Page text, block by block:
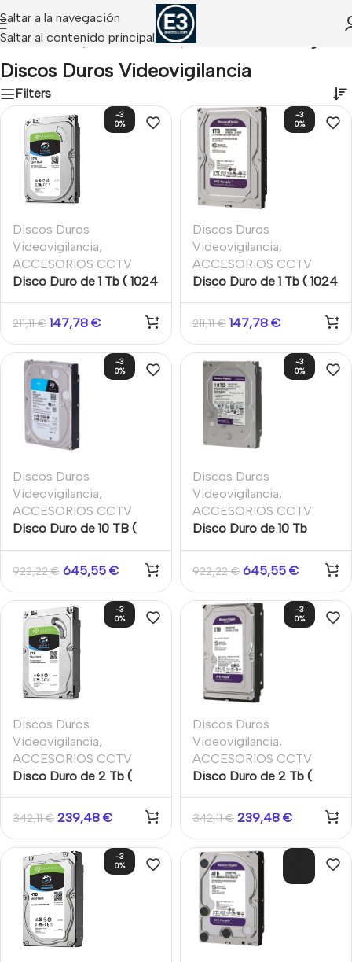
Saltar a la navegación
Saltar al contenido principal
CCTV/Almacenamiento/Discos Duros Videovigilancia
Discos Duros Videovigilancia
Filters
-3
0%
Discos Duros
Videovigilancia,
ACCESORIOS CCTV
Disco Duro de 1 Tb ( 1024
Gb ) Seagate Skyhawk.
211,11€ 147,78 €
-3
0%
Discos Duros
Videovigilancia,
ACCESORIOS CCTV
Disco Duro de 1 Tb ( 1024
Gb ) Western Digital
Purple.
211,11€ 147,78 €
-3
0%
Discos Duros
Videovigilancia,
ACCESORIOS CCTV
Disco Duro de 10 TB (
Seagate Skyhawk.
922,22€ 645,55 €
-3
0%
Discos Duros
Videovigilancia,
ACCESORIOS CCTV
Disco Duro de 10 Tb
Digital Purple
922,22€ 645,55 €
-3
0%
Discos Duros
Videovigilancia,
ACCESORIOS CCTV
Disco Duro de 2 Tb (
Seagate Skyhawk.
342,11€ 239,48 €
-3
0%
Discos Duros
Videovigilancia,
ACCESORIOS CCTV
Disco Duro de 2 Tb (
Digital Purple.
342,11€ 239,48 €
-3
0%